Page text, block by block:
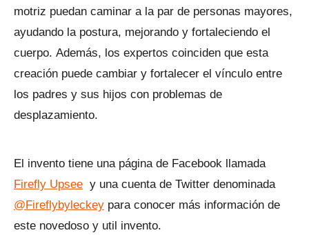
motriz puedan caminar a la par de personas mayores,
ayudando la postura, mejorando y fortaleciendo el
cuerpo. Además, los expertos coinciden que esta
creación puede cambiar y fortalecer el vínculo entre
los padres y sus hijos con problemas de
desplazamiento.
El invento tiene una página de Facebook llamada
Firefly Upsee y una cuenta de Twitter denominada
@Fireflybyleckey para conocer más información de
este novedoso y util invento.